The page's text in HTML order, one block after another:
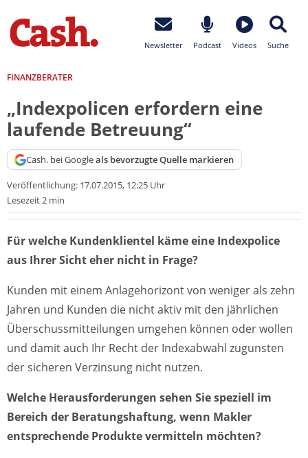
Newsletter Podcast Videos Suche
FINANZBERATER
„Indexpolicen erfordern eine
laufende Betreuung“
Cash. bei Googleals bevorzugte Quelle markieren
Veröffentlichung: 17.07.2015, 12:25 Uhr
Lesezeit 2 min
Für welche Kundenklientel käme eine Indexpolice
aus Ihrer Sicht eher nicht in Frage?
Kunden mit einem Anlagehorizont von weniger als zehn
Jahren und Kunden die nicht aktiv mit den jährlichen
Überschussmitteilungen umgehen können oder wollen
und damit auch Ihr Recht der Indexabwahl zugunsten
der sicheren Verzinsung nicht nutzen.
Welche Herausforderungen sehen Sie speziell im
Bereich der Beratungshaftung, wenn Makler
entsprechende Produkte vermitteln möchten?